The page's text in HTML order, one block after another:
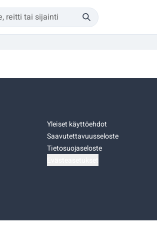
Yleiset käyttöehdot
Saavutettavuusseloste
Tietosuojaseloste